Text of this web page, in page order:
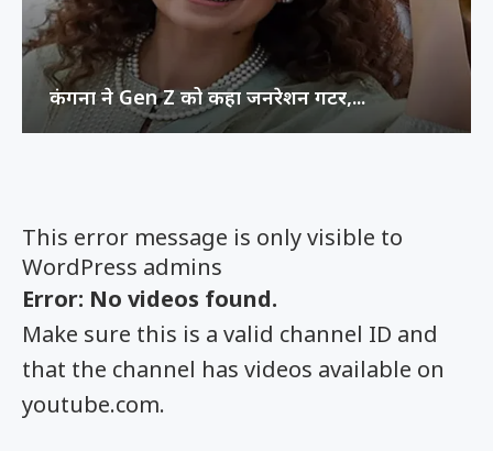
This error message is only visible to
WordPress admins
Error: No videos found.
Make sure this is a valid channel ID and
that the channel has videos available on
youtube.com.
कंगना ने Gen Z को कहा जनरेशन गटर,...